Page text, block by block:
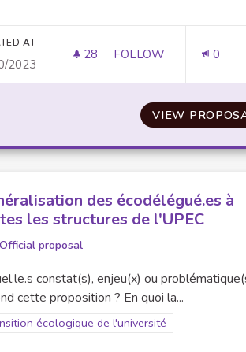
LES DIFFÉRENTS ÉTABLISSEMENT DE
DE VÉLO RELIANT LES
AT
2023
28 28 FOLLOWERS
FOLLOW 0
VIEW
des écodélégué.es à
les structures de l'UPEC
Official proposal
constat(s), enjeu(x) ou
cette proposition ? En quoi la...
results for scope: Transition écologique de
écologique de l'université